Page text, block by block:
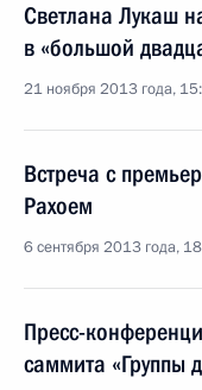
Светлана Лукаш
в «большой
21 ноября 2013 года,
Встреча с
Рахоем
6 сентября 2013 года,
Пресс-
саммита «Группы